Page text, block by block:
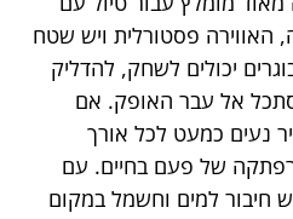
האווירה פסטורלית ויש שטח
יכולים לשחק, להדליק
אל עבר האופק. אם
נעים כמעט לכל אורך
של פעם בחיים. עם
חיבור למים וחשמל במקום